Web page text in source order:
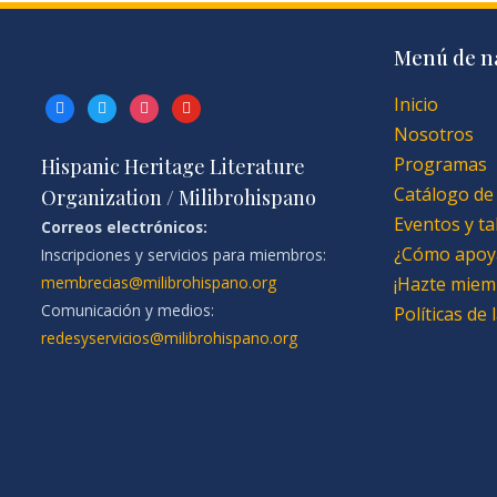
facebooktwitterinstagramyoutube
Hispanic Heritage Literature
Organization / Milibrohispano
Correos electrónicos:
Inscripciones y servicios para miembros:
membrecias@milibrohispano.org
Comunicación y medios:
redesyservicios@milibrohispano.org
Menú de
Inicio
Nosotros
Programas
Catálogo
Eventos y
¿Cómo
¡Hazte
Políticas de